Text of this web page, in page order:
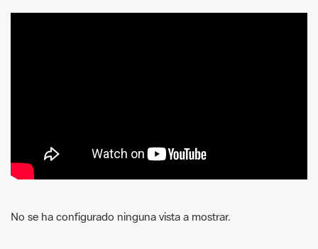
No se ha configurado ninguna vista a mostrar.